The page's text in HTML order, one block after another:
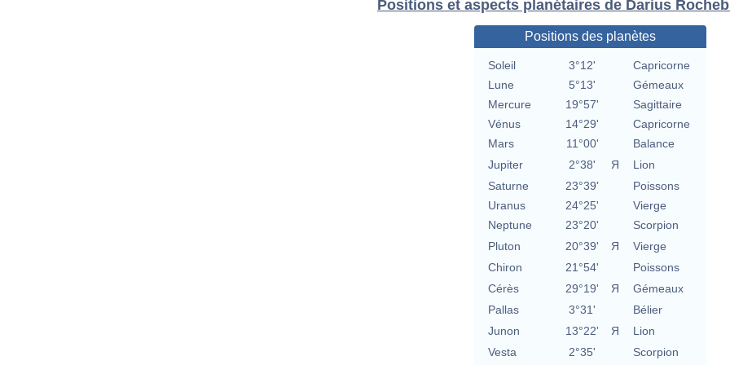
Positions et aspects planétaires de Darius
Positions des planètes
Soleil 3°12'
Capricorne
Lune
5°13'
Gémeaux
Mercure
19°57'
Sagittaire
Vénus
14°29'
Capricorne
Mars
11°00'
Balance
Jupiter
2°38' Я
Lion
Saturne
23°39'
Poissons
Uranus
24°25'
Vierge
Neptune
23°20'
Scorpion
Pluton
20°39' Я
Vierge
Chiron
21°54'
Poissons
Cérès
29°19' Я
Gémeaux
Pallas
3°31'
Bélier
Junon
13°22' Я
Lion
Vesta
2°35' Scorpion